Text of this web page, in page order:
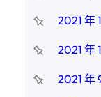
2021 年
2021 年
2021 年